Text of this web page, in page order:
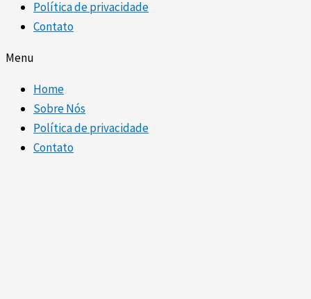
Política de privacidade
Contato
Menu
Home
Sobre Nós
Política de privacidade
Contato